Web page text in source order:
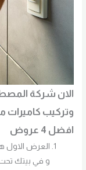
الان شركة
وتركيب كاميرات
افضل 4 عروض
العرض الاول
و في بيتك تحت عينك